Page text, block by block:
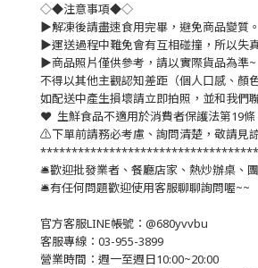
◇◆注意事項◆◇
▶️解凍後請盡速食用完畢，避免商品變質。
▶️運送過程中難免會有互相碰撞，所以失
▶️商品照片僅供參考，請以實際貨品為準~
不得以其他主觀認知差距（個人口感、顏
如配送中產生損壞請立即拍照，並和我們
❤️ 生鮮食品不適用於消費者保護法第19
⚠️下單前請務必考慮、詢問清楚，敬請見
🛎歡迎批發業者、餐廳店家、熱炒辦桌、
🛎有任何問題歡迎使用客服聊聊詢問喔~~
官方客服LINE帳號：@680yvvbu
客服專線：03-955-3899
營業時間：週一至週日10:00~20:00